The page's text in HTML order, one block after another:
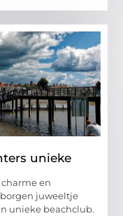
unieke
en
juweeltje
unieke beachclub.